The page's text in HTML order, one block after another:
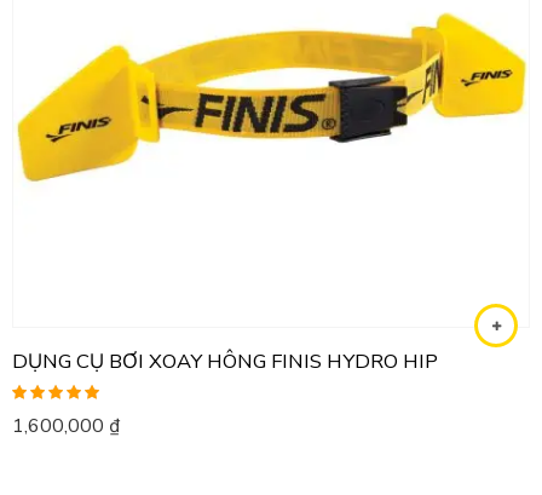
DỤNG CỤ BƠI XOAY HÔNG FINIS HYDRO HIP
Được xếp
hạng5.005
1,600,000 ₫